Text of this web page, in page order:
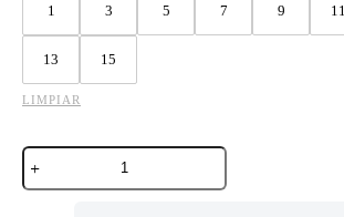
1 3 5 7 9 11
13 15
LIMPIAR
PANTALON
WRANGLER
DAMA